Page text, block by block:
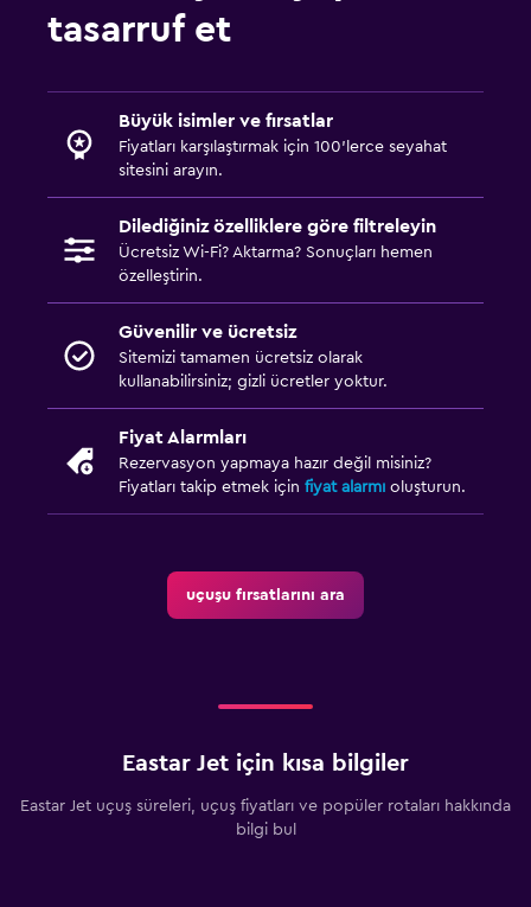
tasarruf et
Büyük isimler ve fırsatlar
Fiyatları karşılaştırmak için 100'lerce seyahat
sitesini arayın.
Dilediğiniz özelliklere göre filtreleyin
Ücretsiz Wi-Fi? Aktarma? Sonuçları hemen
özelleştirin.
Güvenilir ve ücretsiz
Sitemizi tamamen ücretsiz olarak
kullanabilirsiniz; gizli ücretler yoktur.
Fiyat Alarmları
Rezervasyon yapmaya hazır değil misiniz?
Fiyatları takip etmek için fiyat alarmı oluşturun.
uçuşu fırsatlarını ara
Eastar Jet için kısa bilgiler
Eastar Jet uçuş süreleri, uçuş fiyatları ve popüler rotaları hakkında
bilgi bul